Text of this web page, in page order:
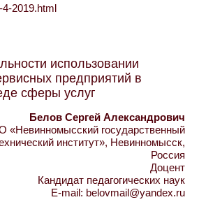
2019.html
использовании
предприятий в
сферы услуг
Белов Сергей Александрович
«Невинномысский государственный
институт», Невинномысск,
Россия
Доцент
Кандидат педагогических наук
E-mail: belovmail@yandex.ru